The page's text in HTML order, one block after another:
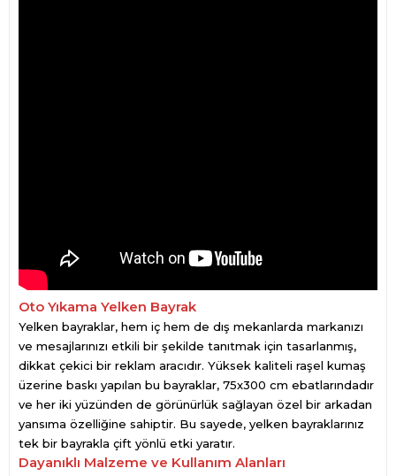
Oto Yıkama Yelken Bayrak
Yelken bayraklar, hem iç hem de dış mekanlarda markanızı
ve mesajlarınızı etkili bir şekilde tanıtmak için tasarlanmış,
dikkat çekici bir reklam aracıdır. Yüksek kaliteli raşel kumaş
üzerine baskı yapılan bu bayraklar, 75x300 cm ebatlarındadır
ve her iki yüzünden de görünürlük sağlayan özel bir arkadan
yansıma özelliğine sahiptir. Bu sayede, yelken bayraklarınız
tek bir bayrakla çift yönlü etki yaratır.
Dayanıklı Malzeme ve Kullanım Alanları